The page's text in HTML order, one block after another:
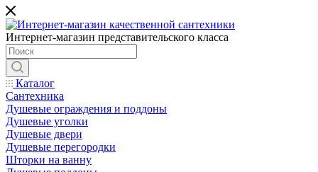
Интернет-магазин представительского класса
Каталог
Сантехника
Душевые ограждения и поддоны
Душевые уголки
Душевые двери
Душевые перегородки
Шторки на ванну